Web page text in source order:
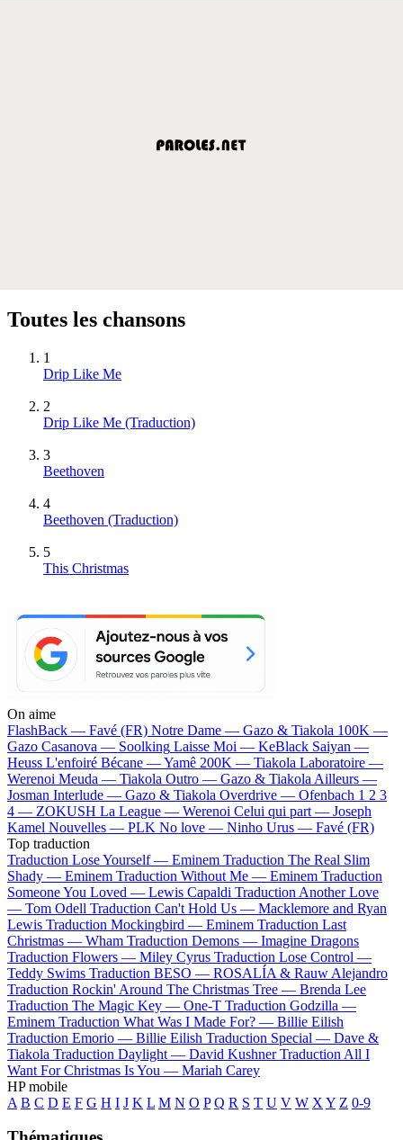
Toutes les chansons
1
Drip Like Me
2
Drip Like Me (Traduction)
3
Beethoven
4
Beethoven (Traduction)
5
This Christmas
On aime
FlashBack — Favé (FR) Notre Dame — Gazo & Tiakola 100K —
Gazo Casanova — Soolking Laisse Moi — KeBlack Saiyan —
Heuss L'enfoiré Bécane —Yamê 200K — Tiakola Laboratoire —
Werenoi Meuda — Tiakola Outro — Gazo & Tiakola Ailleurs —
Josman Interlude — Gazo & Tiakola Overdrive — Ofenbach 1 2 3
4 — ZOKUSH La League — Werenoi Celui qui part — Joseph
Kamel Nouvelles — PLK No love — Ninho Urus — Favé (FR)
Top traduction
Traduction Lose Yourself — Eminem Traduction The Real Slim
Shady — Eminem Traduction Without Me — Eminem Traduction
Someone You Loved — Lewis Capaldi Traduction Another Love
— Tom Odell Traduction Can't Hold Us — Macklemore and Ryan
Lewis Traduction Mockingbird — Eminem Traduction Last
Christmas — Wham Traduction Demons — Imagine Dragons
Traduction Flowers — Miley Cyrus Traduction Lose Control —
Teddy Swims Traduction BESO — ROSALÍA & Rauw Alejandro
Traduction Rockin' Around The Christmas Tree — Brenda Lee
Traduction The Magic Key — One-T Traduction Godzilla —
Eminem Traduction What Was I Made For? — Billie Eilish
Traduction Emorio — Billie Eilish Traduction Special — Dave &
Tiakola Traduction Daylight — David Kushner Traduction All I
Want For Christmas Is You — Mariah Carey
HP mobile
A B C D E F G H I J K L M N O P Q R S T U V W X Y Z 0-9